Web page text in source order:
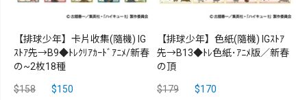
【排球少年】卡片收集(隨機) IG
ｽﾄｱ先→B9◆ﾄﾚｸﾘｱｶｰﾄﾞｱﾆﾒ/新春
の~2枚18種
$158 $150
【排球少年】色紙(隨機) IGｽﾄｱ
先→B13◆ﾄﾚ色紙･ｱﾆﾒ版／新春
の頂
$179 $170